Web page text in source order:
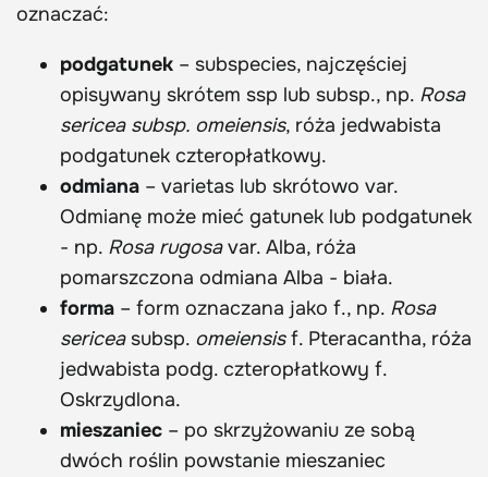
oznaczać:
podgatunek – subspecies, najczęściej
opisywany skrótem ssp lub subsp., np. Rosa
sericea subsp. omeiensis, róża jedwabista
podgatunek czteropłatkowy.
odmiana – varietas lub skrótowo var.
Odmianę może mieć gatunek lub podgatunek
- np. Rosa rugosavar. Alba, róża
pomarszczona odmiana Alba - biała.
forma – form oznaczana jako f., np. Rosa
sericeasubsp. omeiensisf. Pteracantha, róża
jedwabista podg. czteropłatkowy f.
Oskrzydlona.
mieszaniec – po skrzyżowaniu ze sobą
dwóch roślin powstanie mieszaniec